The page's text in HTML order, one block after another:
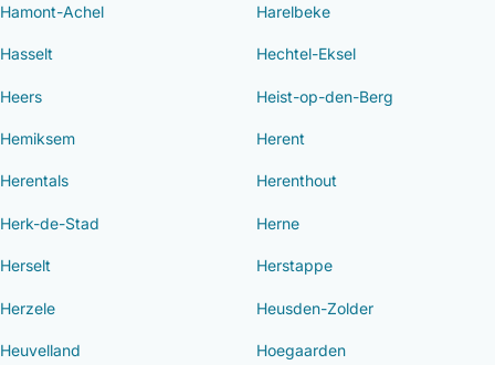
Hamont-Achel Harelbeke
Hasselt Hechtel-Eksel
Heers Heist-op-den-Berg
Hemiksem Herent
Herentals Herenthout
Herk-de-Stad Herne
Herselt Herstappe
Herzele Heusden-Zolder
Heuvelland Hoegaarden